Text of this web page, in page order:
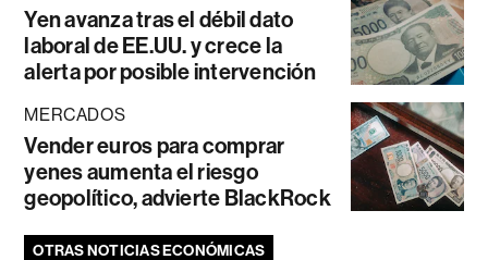
Yen avanza tras el débil dato
laboral de EE.UU. y crece la
alerta por posible intervención
MERCADOS
Vender euros para comprar
yenes aumenta el riesgo
geopolítico, advierte BlackRock
OTRAS NOTICIAS ECONÓMICAS